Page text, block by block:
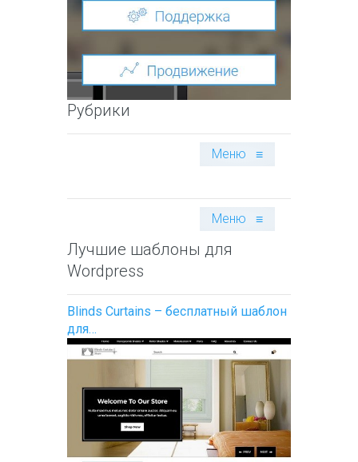
Рубрики
Меню ≡
Меню ≡
Лучшие шаблоны для
Wordpress
Blinds Curtains – бесплатный шаблон
для…